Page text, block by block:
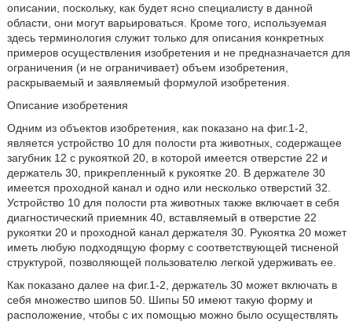
описании, поскольку, как будет ясно специалисту в данной
области, они могут варьироваться. Кроме того, используемая
здесь терминология служит только для описания конкретных
примеров осуществления изобретения и не предназначается для
ограничения (и не ограничивает) объем изобретения,
раскрываемый и заявляемый формулой изобретения.
Описание изобретения
Одним из объектов изобретения, как показано на фиг.1-2,
является устройство 10 для полости рта животных, содержащее
загубник 12 с рукояткой 20, в которой имеется отверстие 22 и
держатель 30, прикрепленный к рукоятке 20. В держателе 30
имеется проходной канал и одно или несколько отверстий 32.
Устройство 10 для полости рта животных также включает в себя
диагностический приемник 40, вставляемый в отверстие 22
рукоятки 20 и проходной канал держателя 30. Рукоятка 20 может
иметь любую подходящую форму с соответствующей тисненой
структурой, позволяющей пользователю легкой удерживать ее.
Как показано далее на фиг.1-2, держатель 30 может включать в
себя множество шипов 50. Шипы 50 имеют такую форму и
расположение, чтобы с их помощью можно было осуществлять